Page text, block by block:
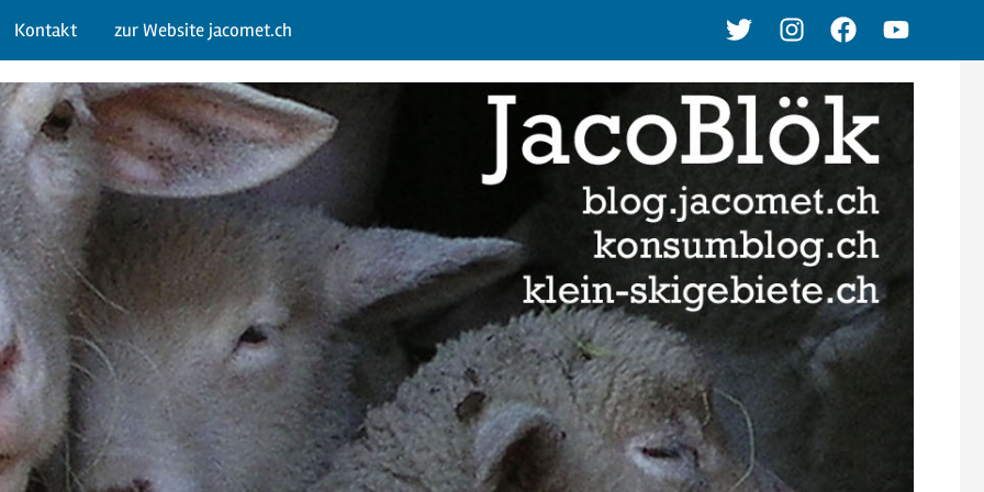
TwitterInstagramFacebookYoutube
Kontakt zur Website jacomet.ch